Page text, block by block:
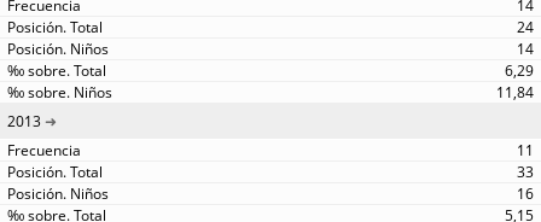
14
24
14
6,29
11,84
2013
11
33
16
5,15